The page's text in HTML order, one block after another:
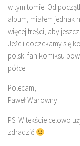
w tym tomie. Od
album, miałem jednak
więcej treści, aby
Jeżeli doczekamy się
polski fan komiksu
półce!
Polecam,
Paweł Warowny
PS. W tekście celowo
zdradzić